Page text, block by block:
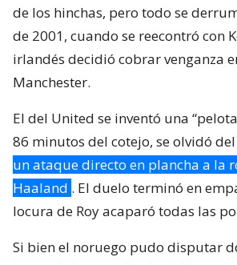
de los hinchas, pero todo se
de 2001, cuando se reecontró con
irlandés decidió cobrar venganza
Manchester.
El del United se inventó una
86 minutos del cotejo, se olvidó
un ataque directo en plancha a la
Haaland . El duelo terminó en
locura de Roy acaparó todas las
Si bien el noruego pudo disputar